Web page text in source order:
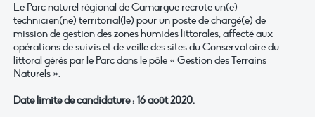
Le Parc naturel régional de Camargue recrute un(e)
technicien(ne) territorial(le) pour un poste de chargé(e) de
mission de gestion des zones humides littorales, affecté aux
opérations de suivis et de veille des sites du Conservatoire du
littoral gérés par le Parc dans le pôle « Gestion des Terrains
Naturels ».
Date limite de candidature : 16 août 2020.